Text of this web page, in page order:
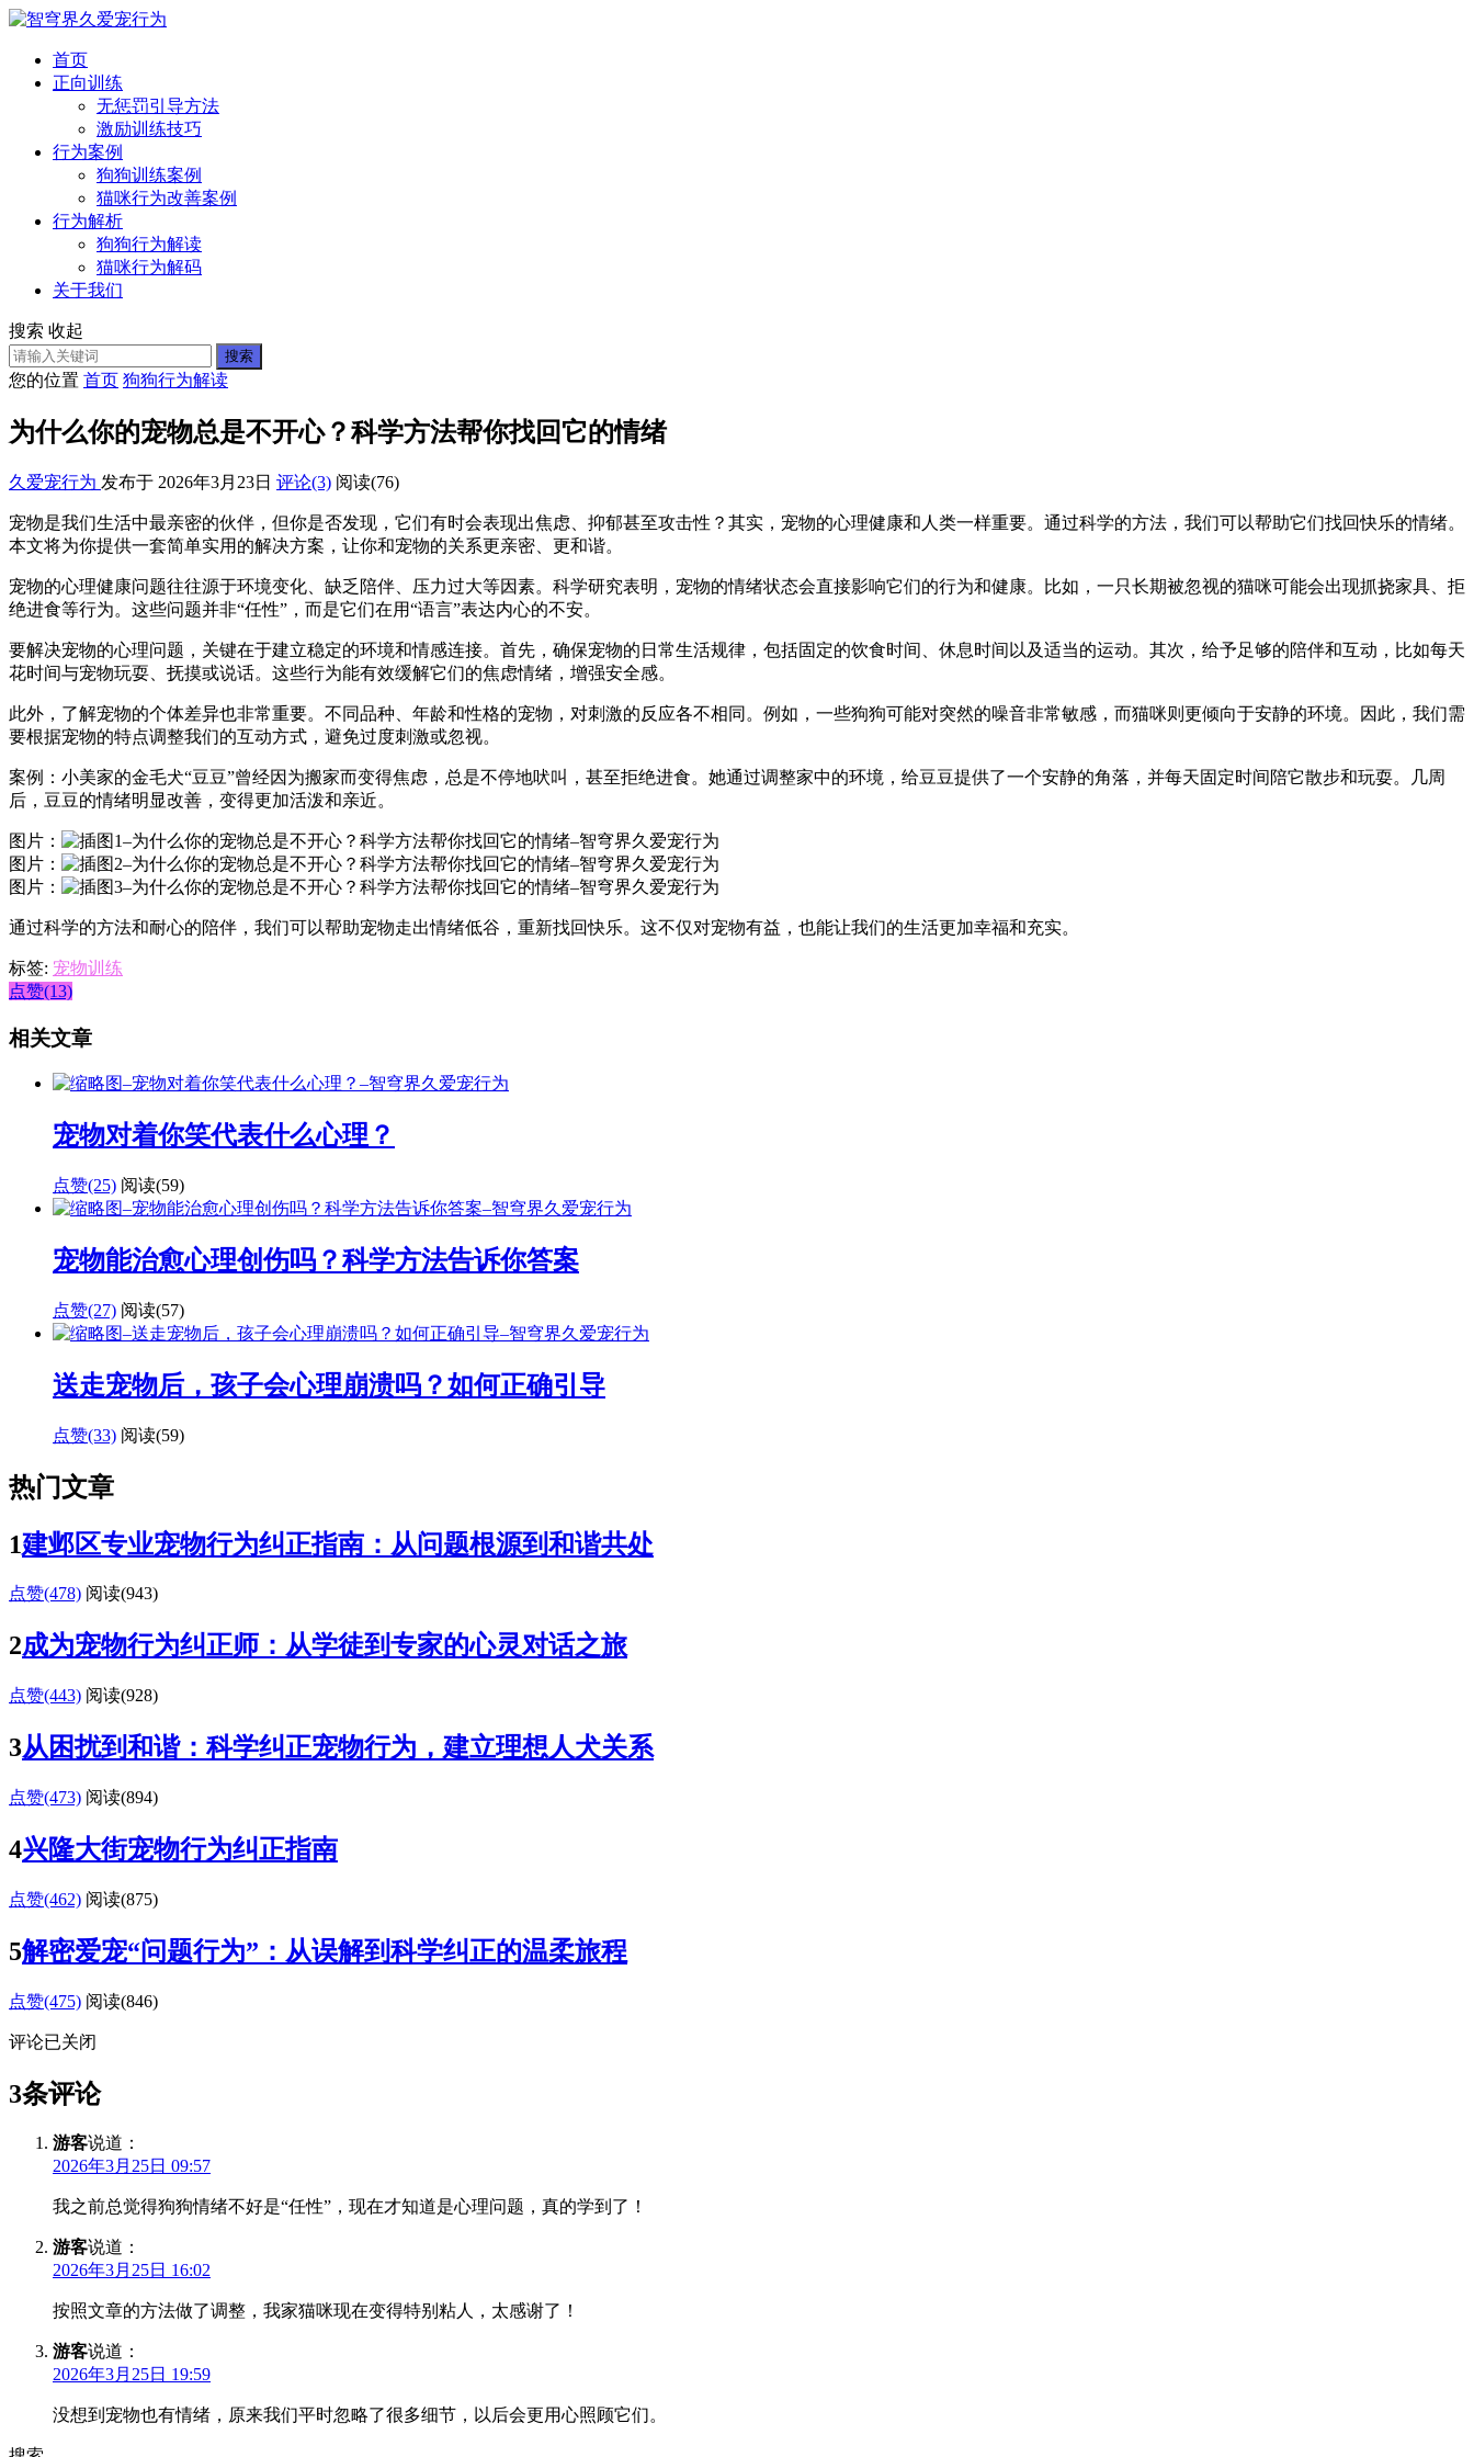
首页
正向训练
无惩罚引导方法
激励训练技巧
行为案例
狗狗训练案例
猫咪行为改善案例
行为解析
狗狗行为解读
猫咪行为解码
关于我们
搜索 收起
搜索
您的位置 首页 狗狗行为解读
为什么你的宠物总是不开心？科学方法帮你找回它的情绪
久爱宠行为 发布于 2026年3月23日 评论(3) 阅读(76)
宠物是我们生活中最亲密的伙伴，但你是否发现，它们有时会表现出焦虑、抑郁甚至攻击性？其实，宠物的心理健康和人类一样重要。通过科学的方法，我们可以帮助它们找回快乐的情绪。
本文将为你提供一套简单实用的解决方案，让你和宠物的关系更亲密、更和谐。
宠物的心理健康问题往往源于环境变化、缺乏陪伴、压力过大等因素。科学研究表明，宠物的情绪状态会直接影响它们的行为和健康。比如，一只长期被忽视的猫咪可能会出现抓挠家具、拒
绝进食等行为。这些问题并非“任性”，而是它们在用“语言”表达内心的不安。
要解决宠物的心理问题，关键在于建立稳定的环境和情感连接。首先，确保宠物的日常生活规律，包括固定的饮食时间、休息时间以及适当的运动。其次，给予足够的陪伴和互动，比如每天
花时间与宠物玩耍、抚摸或说话。这些行为能有效缓解它们的焦虑情绪，增强安全感。
此外，了解宠物的个体差异也非常重要。不同品种、年龄和性格的宠物，对刺激的反应各不相同。例如，一些狗狗可能对突然的噪音非常敏感，而猫咪则更倾向于安静的环境。因此，我们需
要根据宠物的特点调整我们的互动方式，避免过度刺激或忽视。
案例：小美家的金毛犬“豆豆”曾经因为搬家而变得焦虑，总是不停地吠叫，甚至拒绝进食。她通过调整家中的环境，给豆豆提供了一个安静的角落，并每天固定时间陪它散步和玩耍。几周
后，豆豆的情绪明显改善，变得更加活泼和亲近。
图片：
图片：
图片：
通过科学的方法和耐心的陪伴，我们可以帮助宠物走出情绪低谷，重新找回快乐。这不仅对宠物有益，也能让我们的生活更加幸福和充实。
标签: 宠物训练
点赞(13)
相关文章
宠物对着你笑代表什么心理？
点赞(25) 阅读(59)
宠物能治愈心理创伤吗？科学方法告诉你答案
点赞(27) 阅读(57)
送走宠物后，孩子会心理崩溃吗？如何正确引导
点赞(33) 阅读(59)
热门文章
1建邺区专业宠物行为纠正指南：从问题根源到和谐共处
点赞(478) 阅读(943)
2成为宠物行为纠正师：从学徒到专家的心灵对话之旅
点赞(443) 阅读(928)
3从困扰到和谐：科学纠正宠物行为，建立理想人犬关系
点赞(473) 阅读(894)
4兴隆大街宠物行为纠正指南
点赞(462) 阅读(875)
5解密爱宠“问题行为”：从误解到科学纠正的温柔旅程
点赞(475) 阅读(846)
评论已关闭
3条评论
游客说道：
2026年3月25日 09:57
我之前总觉得狗狗情绪不好是“任性”，现在才知道是心理问题，真的学到了！
游客说道：
2026年3月25日 16:02
按照文章的方法做了调整，我家猫咪现在变得特别粘人，太感谢了！
游客说道：
2026年3月25日 19:59
没想到宠物也有情绪，原来我们平时忽略了很多细节，以后会更用心照顾它们。